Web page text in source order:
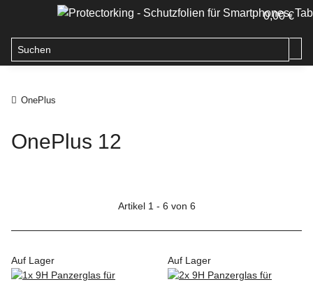
0,00 €
OnePlus
OnePlus 12
Artikel 1 - 6 von 6
Auf Lager Auf Lager